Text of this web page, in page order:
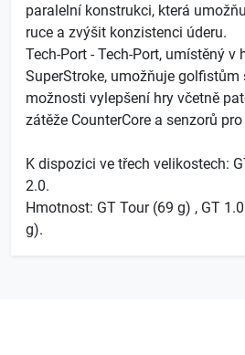
paralelní konstrukci, která
ruce a zvýšit konzistenci úderu.
Tech-Port - Tech-Port, umístěný v
SuperStroke, umožňuje
možnosti vylepšení hry včetně
zátěže CounterCore a senzorů
K dispozici ve třech velikostech:
2.0.
Hmotnost: GT Tour (69 g) , GT
g).